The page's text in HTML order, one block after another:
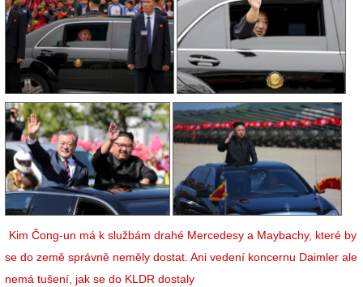
Kim Čong-un má k službám drahé Mercedesy a Maybachy, které by
se do země správně neměly dostat. Ani vedení koncernu Daimler ale
nemá tušení, jak se do KLDR dostaly